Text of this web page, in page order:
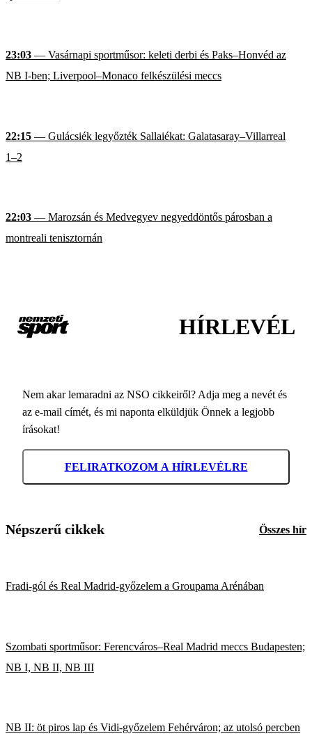
23:03 — Vasárnapi sportműsor: keleti derbi és Paks–Honvéd az
NB I-ben; Liverpool–Monaco felkészülési meccs
22:15 — Gulácsiék legyőzték Sallaiékat: Galatasaray–Villarreal
1–2
22:03 — Marozsán és Medvegyev negyeddöntős párosban a
montreali tenisztornán
HÍRLEVÉL
Nem akar lemaradni az NSO cikkeiről? Adja meg a nevét és
az e-mail címét, és mi naponta elküldjük Önnek a legjobb
írásokat!
FELIRATKOZOM A HÍRLEVÉLRE
Népszerű cikkek Összes hír
Fradi-gól és Real Madrid-győzelem a Groupama Arénában
Szombati sportműsor: Ferencváros–Real Madrid meccs Budapesten;
NB I, NB II, NB III
NB II: öt piros lap és Vidi-győzelem Fehérváron; az utolsó percben